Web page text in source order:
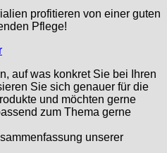
profitieren von einer guten
Pflege!
auf was konkret Sie bei Ihren
Sie sich genauer für die
und möchten gerne
zum Thema gerne
unserer